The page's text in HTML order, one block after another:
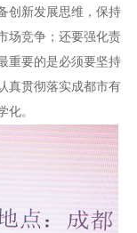
创新发展思维，保持
场竞争；还要强化责
重要的是必须要坚持
真贯彻落实成都市有
化。